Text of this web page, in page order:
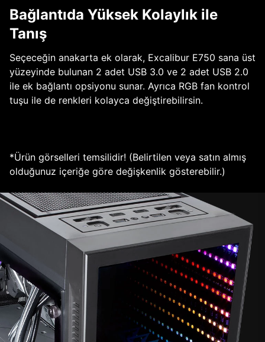
Bağlantıda Yüksek Kolaylık ile
Tanış
Seçeceğin anakarta ek olarak, Excalibur E750 sana üst
yüzeyinde bulunan 2 adet USB 3.0 ve 2 adet USB 2.0
ile ek bağlantı opsiyonu sunar. Ayrıca RGB fan kontrol
tuşu ile de renkleri kolayca değiştirebilirsin.
*Ürün görselleri temsilidir! (Belirtilen veya satın almış
olduğunuz içeriğe göre değişkenlik gösterebilir.)